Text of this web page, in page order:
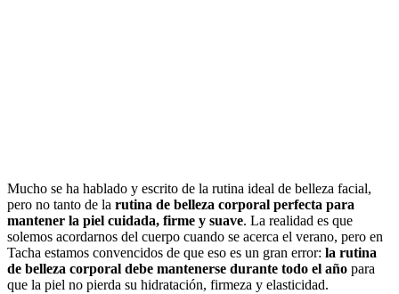
Mucho se ha hablado y escrito de la rutina ideal de belleza facial,
pero no tanto de la rutina de belleza corporal perfecta para
mantener la piel cuidada, firme y suave. La realidad es que
solemos acordarnos del cuerpo cuando se acerca el verano, pero en
Tacha estamos convencidos de que eso es un gran error: la rutina
de belleza corporal debe mantenerse durante todo el año para
que la piel no pierda su hidratación, firmeza y elasticidad.